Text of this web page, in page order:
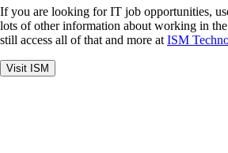
If you are looking for IT job opportunities,
lots of other information about working in
still access all of that and more at ISM
Visit ISM